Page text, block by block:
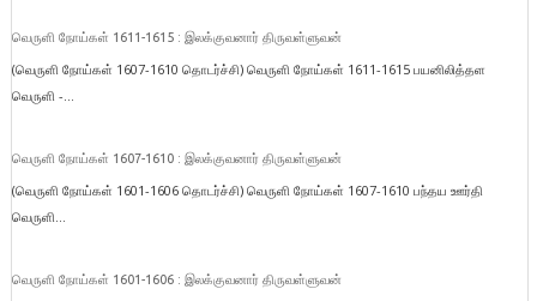
வெருளி நோய்கள் 1611-1615 : இலக்குவனார் திருவள்ளுவன்
(வெருளி நோய்கள் 1607-1610 தொடர்ச்சி) வெருளி நோய்கள் 1611-1615 பயனிலித்தள
வெருளி -...
வெருளி நோய்கள் 1607-1610 : இலக்குவனார் திருவள்ளுவன்
(வெருளி நோய்கள் 1601-1606 தொடர்ச்சி) வெருளி நோய்கள் 1607-1610 பந்தய ஊர்தி
வெருளி...
வெருளி நோய்கள் 1601-1606 : இலக்குவனார் திருவள்ளுவன்